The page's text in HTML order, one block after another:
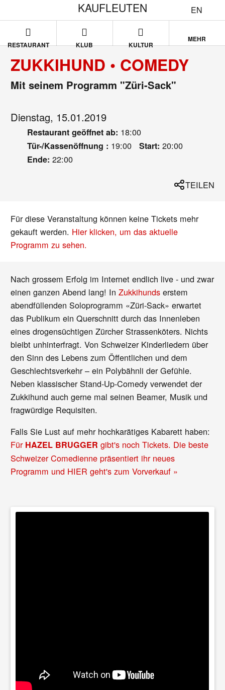
EN
KAUFLEUTEN
RESTAURANT KLUB KULTUR
MEHR
ZUKKIHUND • COMEDY
Mit seinem Programm "Züri-Sack"
Dienstag, 15.01.2019
Restaurant geöffnet ab: 18:00
Tür-/Kassenöffnung : 19:00 Start: 20:00
Ende: 22:00
TEILEN
Für diese Veranstaltung können keine Tickets mehr
gekauft werden. Hier klicken, um das aktuelle
Programm zu sehen.
Nach grossem Erfolg im Internet endlich live - und zwar
einen ganzen Abend lang! InZukkihunds erstem
abendfüllenden Soloprogramm «Züri-Sack» erwartet
das Publikum ein Querschnitt durch das Innenleben
eines drogensüchtigen Zürcher Strassenköters. Nichts
bleibt unhinterfragt. Von Schweizer Kinderliedern über
den Sinn des Lebens zum Öffentlichen und dem
Geschlechtsverkehr – ein Polybähnli der Gefühle.
Neben klassischer Stand-Up-Comedy verwendet der
Zukkihund auch gerne mal seinen Beamer, Musik und
fragwürdige Requisiten.
Falls Sie Lust auf mehr hochkarätiges Kabarett haben:
Für HAZEL BRUGGER gibt's noch Tickets. Die beste
Schweizer Comedienne präsentiert ihr neues
Programm und HIER geht's zum Vorverkauf »